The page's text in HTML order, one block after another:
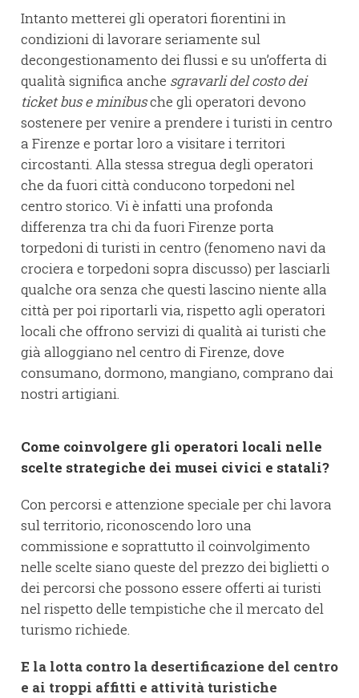
Intanto metterei gli operatori fiorentini in
condizioni di lavorare seriamente sul
decongestionamento dei flussi e su un’offerta di
qualità significa anche sgravarli del costo dei
ticket bus e minibusche gli operatori devono
sostenere per venire a prendere i turisti in centro
a Firenze e portar loro a visitare i territori
circostanti. Alla stessa stregua degli operatori
che da fuori città conducono torpedoni nel
centro storico. Vi è infatti una profonda
differenza tra chi da fuori Firenze porta
torpedoni di turisti in centro (fenomeno navi da
crociera e torpedoni sopra discusso) per lasciarli
qualche ora senza che questi lascino niente alla
città per poi riportarli via, rispetto agli operatori
locali che offrono servizi di qualità ai turisti che
già alloggiano nel centro di Firenze, dove
consumano, dormono, mangiano, comprano dai
nostri artigiani.
Come coinvolgere gli operatori locali nelle
scelte strategiche dei musei civici e statali?
Con percorsi e attenzione speciale per chi lavora
sul territorio, riconoscendo loro una
commissione e soprattutto il coinvolgimento
nelle scelte siano queste del prezzo dei biglietti o
dei percorsi che possono essere offerti ai turisti
nel rispetto delle tempistiche che il mercato del
turismo richiede.
E la lotta contro la desertificazione del centro
e ai troppi affitti e attività turistiche